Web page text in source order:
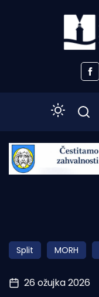
Početna
Otoci
Turizam i nautika
Split MORH
26 ožujka 2026